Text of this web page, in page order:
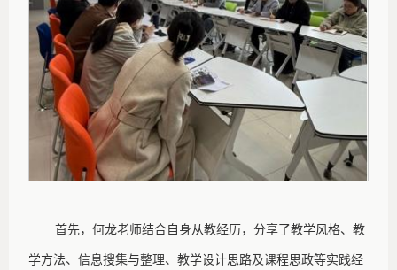
首先，何龙老师结合自身从教经历，分享了教学风格、教
学方法、信息搜集与整理、教学设计思路及课程思政等实践经